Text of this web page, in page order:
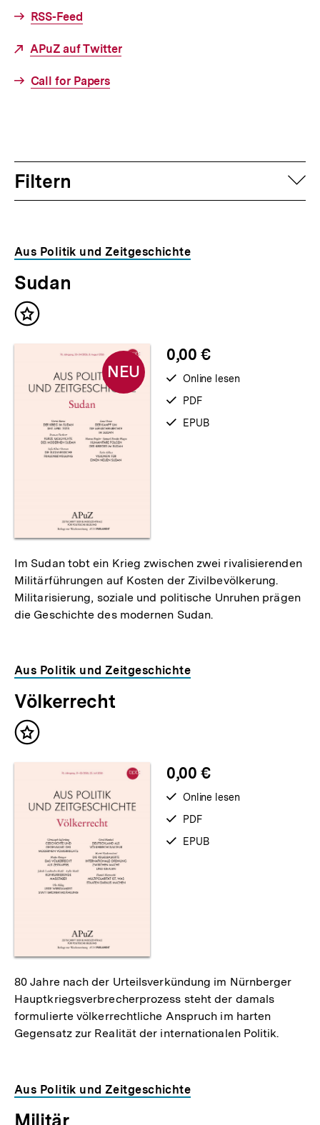
RSS-Feed
APuZ auf Twitter
Call for Papers
Filtern
Aus Politik und Zeitgeschichte
Sudan
Neu
imInhalt
NEU
0,00 €
verfügbar
Online lesen
verfügbar
PDF
verfügbar
EPUB
Im Sudan tobt ein Krieg zwischen zwei rivalisierenden
Militärführungen auf Kosten der Zivilbevölkerung.
Militarisierung, soziale und politische Unruhen prägen
die Geschichte des modernen Sudan.
Aus Politik und Zeitgeschichte
Völkerrecht
Inhalt
0,00 €
verfügbar
zum
Online lesen
verfügbar
als
PDF
verfügbar
EPUB
80 Jahre nach der Urteilsverkündung im Nürnberger
Hauptkriegsverbrecherprozess steht der damals
formulierte völkerrechtliche Anspruch im harten
Gegensatz zur Realität der internationalen Politik.
Aus Politik und Zeitgeschichte
Militär